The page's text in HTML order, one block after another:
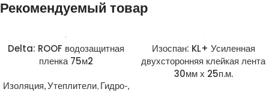
Рекомендуемый товар
Delta: ROOF водозащитная
пленка 75м2
Изоляция, Утеплители, Гидро-,
Изоспан: KL+ Усиленная
двухсторонняя клейкая лента
30мм х 25п.м.